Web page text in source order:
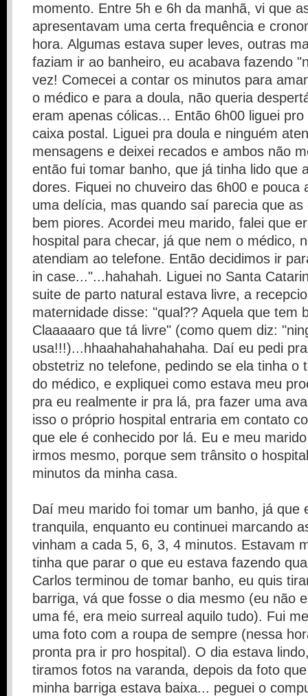
momento. Entre 5h e 6h da manhã, vi que
apresentavam uma certa frequência e
hora. Algumas estava super leves, outras
faziam ir ao banheiro, eu acabava fazendo
vez! Comecei a contar os minutos para
o médico e para a doula, não queria
eram apenas cólicas... Então 6h00 liguei
caixa postal. Liguei pra doula e ninguém
mensagens e deixei recados e ambos não
então fui tomar banho, que já tinha lido que
dores. Fiquei no chuveiro das 6h00 e pouca
uma delícia, mas quando saí parecia que as
bem piores. Acordei meu marido, falei que
hospital para checar, já que nem o médico,
atendiam ao telefone. Então decidimos ir
in case..."...hahahah. Liguei no Santa
suite de parto natural estava livre, a
maternidade disse: "qual?? Aquela que tem
Claaaaaro que tá livre" (como quem diz:
usa!!!)...hhaahahahahahaha. Daí eu pedi
obstetriz no telefone, pedindo se ela tinha o
do médico, e expliquei como estava meu
pra eu realmente ir pra lá, pra fazer uma
isso o próprio hospital entraria em contato
que ele é conhecido por lá. Eu e meu
irmos mesmo, porque sem trânsito o
minutos da minha casa.
Daí meu marido foi tomar um banho, já que
tranquila, enquanto eu continuei marcando
vinham a cada 5, 6, 3, 4 minutos. Estavam
tinha que parar o que eu estava fazendo
Carlos terminou de tomar banho, eu quis
barriga, vá que fosse o dia mesmo (eu não
uma fé, era meio surreal aquilo tudo). Fui
uma foto com a roupa de sempre (nessa
pronta pra ir pro hospital). O dia estava
tiramos fotos na varanda, depois da foto
minha barriga estava baixa... peguei o